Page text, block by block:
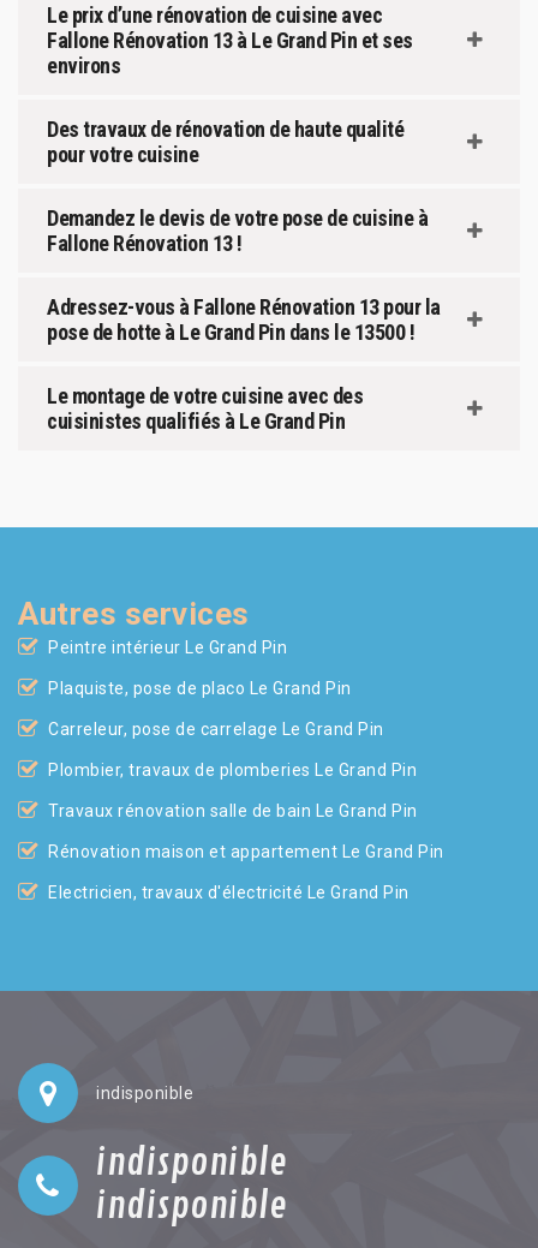
Le prix d’une rénovation de cuisine avec
Fallone Rénovation 13 à Le Grand Pin et ses
environs
Des travaux de rénovation de haute qualité
pour votre cuisine
Demandez le devis de votre pose de cuisine à
Fallone Rénovation 13 !
Adressez-vous à Fallone Rénovation 13 pour la
pose de hotte à Le Grand Pin dans le 13500 !
Le montage de votre cuisine avec des
cuisinistes qualifiés à Le Grand Pin
Autres services
Peintre intérieur Le Grand Pin
Plaquiste, pose de placo Le Grand Pin
Carreleur, pose de carrelage Le Grand Pin
Plombier, travaux de plomberies Le Grand Pin
Travaux rénovation salle de bain Le Grand Pin
Rénovation maison et appartement Le Grand Pin
Electricien, travaux d'électricité Le Grand Pin
indisponible
indisponible
indisponible